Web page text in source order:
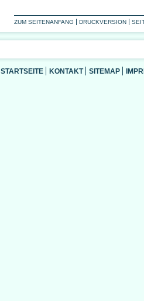
ZUM SEITENANFANG DRUCKVERSION
STARTSEITE KONTAKT SITEMAP